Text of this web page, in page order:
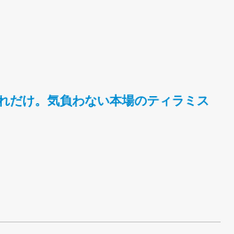
だけ。気負わない本場のティラミス。